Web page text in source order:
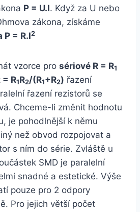
P = U.I. Když za U nebo
zákona, získáme
P = R.I2
vzorce pro sériové R = R1
R1R2/(R1+R2) řazení
řazení rezistorů se
Chceme-li změnit hodnotu
je pohodlnější k němu
než obvod rozpojovat a
s ním do série. Zvláště u
SMD je paralelní
snadné a estetické. Výše
pouze pro 2 odpory
Pro jejich větší počet